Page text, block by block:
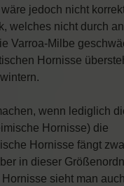
jedoch nicht
welches nicht durch
Varroa-Milbe
Hornisse
wenn lediglich
Hornisse) die
Hornisse fängt
in dieser
sieht man